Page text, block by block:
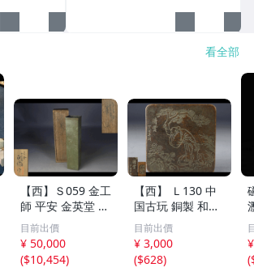
看全部
【西】Ｓ059 金工
師 平安 金英堂 正
修 銅製 四方 花器
共箱
目前出價
¥ 50,000
($10,454)
【西】 Ｌ130 中
国古玩 銅製 和興
松彫 蓋物 唐物
目前出價
¥ 3,000
($628)
(